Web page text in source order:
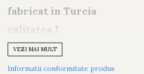
fabricat in Turcia
calitatea I
2500 gr/mp
inaltime fir 12 mm
VEZI MAI MULT
Informatii conformitate produs